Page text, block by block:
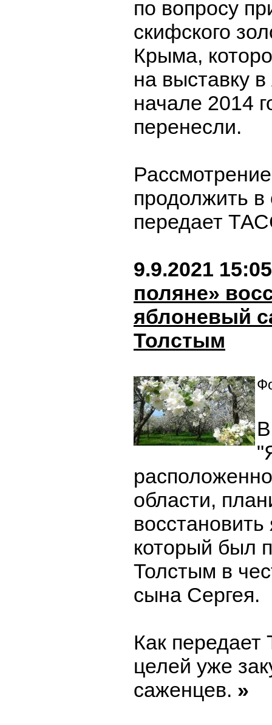
по вопросу
скифского
Крыма,
на выставку
начале 2014
перенесли.
продолжить в
передает
9.9.2021 15:05
поляне»
яблоневый
Толстым
области,
который был
Толстым в
сына Сергея.
Как
целей уже
саженцев. »